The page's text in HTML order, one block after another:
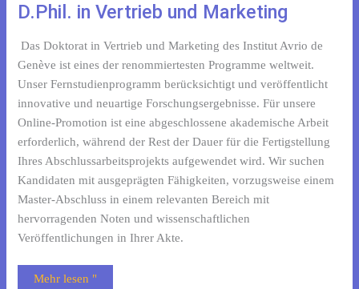
D.Phil. in Vertrieb und Marketing
Das Doktorat in Vertrieb und Marketing des Institut Avrio de
Genève ist eines der renommiertesten Programme weltweit.
Unser Fernstudienprogramm berücksichtigt und veröffentlicht
innovative und neuartige Forschungsergebnisse. Für unsere
Online-Promotion ist eine abgeschlossene akademische Arbeit
erforderlich, während der Rest der Dauer für die Fertigstellung
Ihres Abschlussarbeitsprojekts aufgewendet wird. Wir suchen
Kandidaten mit ausgeprägten Fähigkeiten, vorzugsweise einem
Master-Abschluss in einem relevanten Bereich mit
hervorragenden Noten und wissenschaftlichen
Veröffentlichungen in Ihrer Akte.
Mehr lesen "